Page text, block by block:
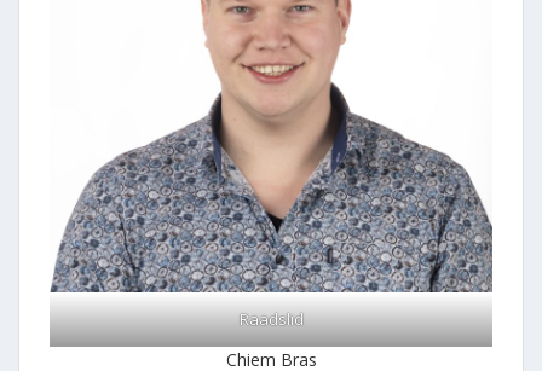
Raadslid
Chiem Bras